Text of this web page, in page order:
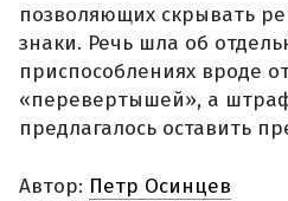
позволяющих скрывать
знаки. Речь шла об
приспособлениях вроде
«перевертышей», а
предлагалось оставить
Автор: Петр Осинцев